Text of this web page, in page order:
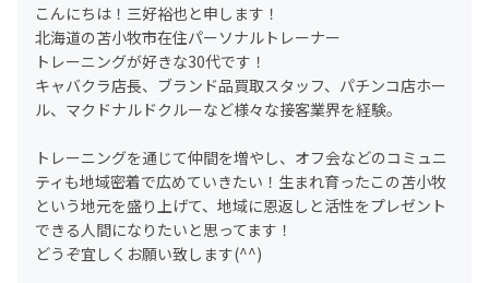
こんにちは！三好裕也と申します！
北海道の苫小牧市在住パーソナルトレーナー
トレーニングが好きな30代です！
キャバクラ店長、ブランド品買取スタッフ、パチンコ店ホー
ル、マクドナルドクルーなど様々な接客業界を経験。
トレーニングを通じて仲間を増やし、オフ会などのコミュニ
ティも地域密着で広めていきたい！生まれ育ったこの苫小牧
という地元を盛り上げて、地域に恩返しと活性をプレゼント
できる人間になりたいと思ってます！
どうぞ宜しくお願い致します(^^)